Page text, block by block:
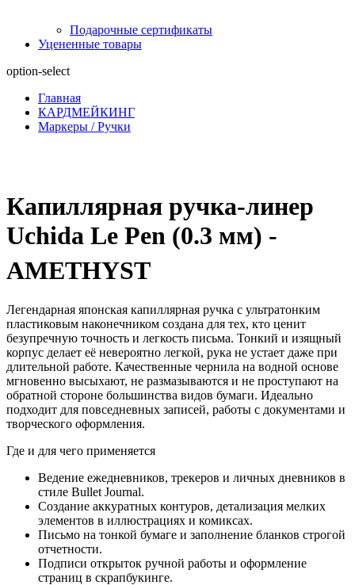
Подарочные сертификаты
Уцененные товары
option-select
Главная
КАРДМЕЙКИНГ
Маркеры / Ручки
Капиллярная ручка-линер
Uchida Le Pen (0.3 мм) -
AMETHYST
Легендарная японская капиллярная ручка с ультратонким
пластиковым наконечником создана для тех, кто ценит
безупречную точность и легкость письма. Тонкий и изящный
корпус делает её невероятно легкой, рука не устает даже при
длительной работе. Качественные чернила на водной основе
мгновенно высыхают, не размазываются и не проступают на
обратной стороне большинства видов бумаги. Идеально
подходит для повседневных записей, работы с документами и
творческого оформления.
Где и для чего применяется
Ведение ежедневников, трекеров и личных дневников в
стиле Bullet Journal.
Создание аккуратных контуров, детализация мелких
элементов в иллюстрациях и комиксах.
Письмо на тонкой бумаге и заполнение бланков строгой
отчетности.
Подписи открыток ручной работы и оформление
страниц в скрапбукинге.